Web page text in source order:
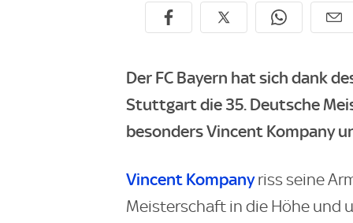
Der FC Bayern hat sich dank
Stuttgart die 35. Deutsche
besonders Vincent Kompany
Vincent Kompanyriss seine
Meisterschaft in die Höhe und